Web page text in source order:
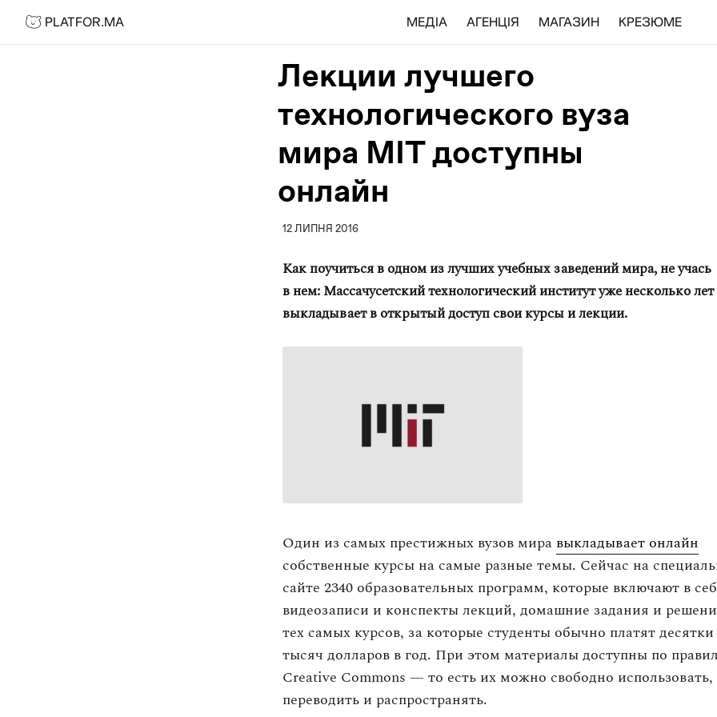
PLATFOR.MA МЕДІА АГЕНЦІЯ МАГАЗИН КРЕЗЮМЕ
PLATFOR.MA
Лекции лучшего
технологического вуза
мира MIT доступны
онлайн
12 ЛИПНЯ 2016
Как поучиться в одном из лучших учебных заведений мира, не учась
в нем: Массачусетский технологический институт уже несколько лет
выкладывает в открытый доступ свои курсы и лекции.
Один из самых престижных вузов мира выкладывает онлайн
собственные курсы на самые разные темы. Сейчас на
сайте 2340 образовательных программ, которые включают в
видеозаписи и конспекты лекций, домашние задания и
тех самых курсов, за которые студенты обычно платят десятки
тысяч долларов в год. При этом материалы доступны по
Creative Commons — то есть их можно свободно использовать,
переводить и распространять.